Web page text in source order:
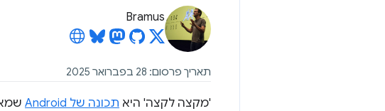
Bramus
תאריך פרסום: 28 בפברואר 2025
'מקצה לקצה' היא תכונה של Android